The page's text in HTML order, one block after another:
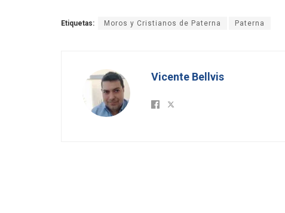
Etiquetas: Moros y Cristianos de Paterna Paterna
Vicente Bellvis